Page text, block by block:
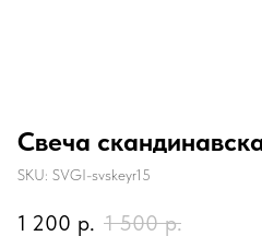
Свеча
SKU: SVGI-svskeyr15
1 200 р. 1 500 р.